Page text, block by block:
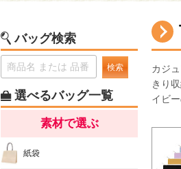
カジ
きり
イビ
バッグ検索
検索
選べるバッグ一覧
素材で選ぶ
紙袋